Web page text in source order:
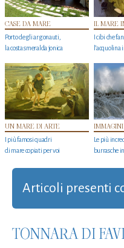
CASE DA MARE
Porto degli argonauti,
la costa smeralda jonica
IL MARE
I cibi che
l’acquolina
UN MARE DI ARTE
I più famosi quadri
di mare copiati per voi
IMMAGINI
Le più
burrasche
Articoli presenti
TONNARA DI